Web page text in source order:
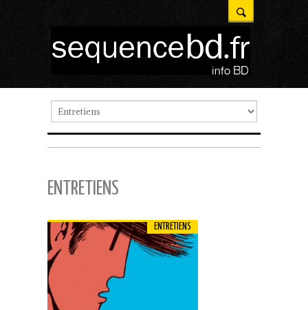
ENTRETIENS
ENTRETIENS